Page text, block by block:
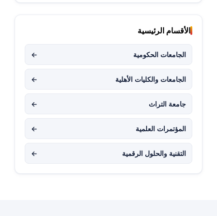
الأقسام الرئيسية
الجامعات الحكومية ←
الجامعات والكليات الأهلية ←
جامعة التراث ←
المؤتمرات العلمية ←
التقنية والحلول الرقمية ←